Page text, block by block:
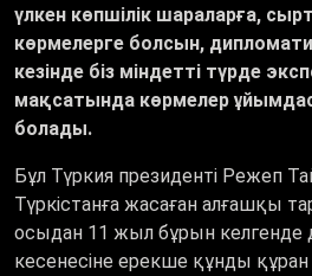
үлкен көпшілік шараларға,
көрмелерге болсын,
кезінде біз міндетті түрде
мақсатында көрмелер
болады.
Бұл Түркия президенті Режеп
Түркістанға жасаған алғашқы
осыдан 11 жыл бұрын келгенде
кесенесіне ерекше құнды